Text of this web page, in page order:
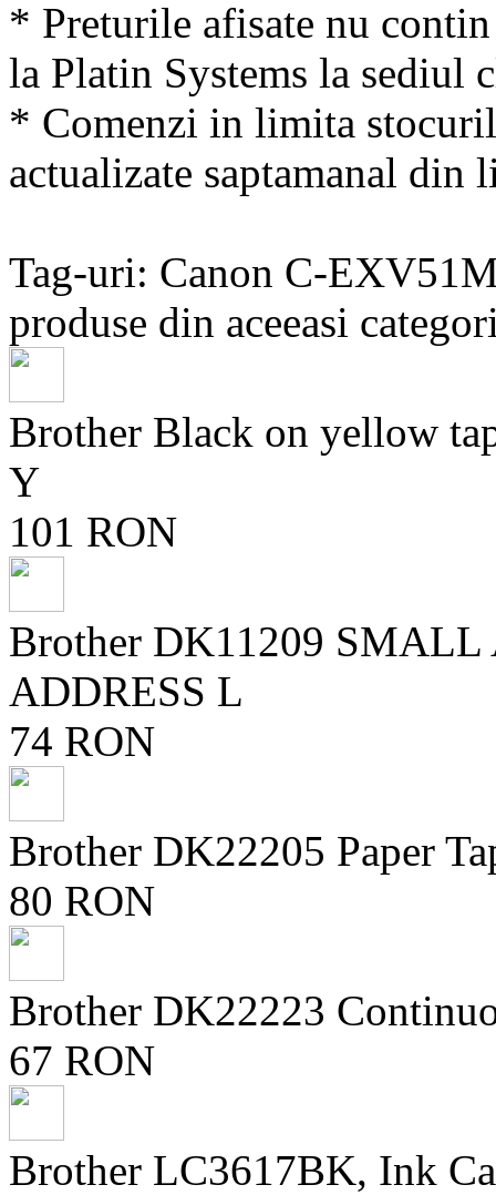
* Preturile afisate nu
la Platin Systems la sediul
* Comenzi in limita
actualizate saptamanal
Tag-uri: Canon C-
produse din aceeasi
Brother Black on yellow
Y
101 RON
Brother DK11209
ADDRESS L
74 RON
Brother DK22205 Paper
80 RON
Brother DK22223
67 RON
Brother LC3617BK, Ink